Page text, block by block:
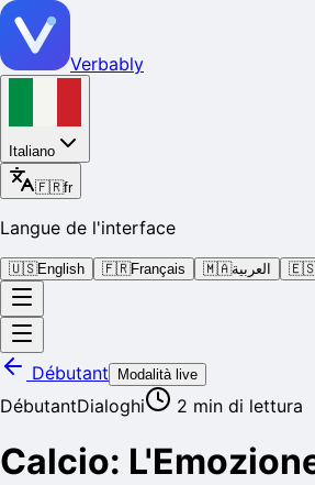
Verbably
Italiano
🇫🇷fr
Langue de l'interface
🇺🇸English 🇫🇷Français 🇲🇦العربية
Débutant Modalità live
DébutantDialoghi 2 min di lettura
Calcio: